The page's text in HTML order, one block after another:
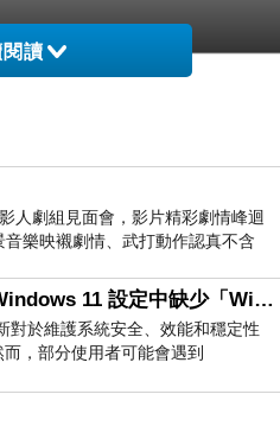
精胺酸、海藻醣、神經
研發，質地清爽舒適、
讀
人劇組見面會，影片精彩劇情峰迴
樂映襯劇情、武打動作認真不含
如何修復 Windows 11 設定中缺少「Windows 更新」？
對於維護系統安全、效能和穩定性
，部分使用者可能會遇到
定應用程式中缺少「Windows 更